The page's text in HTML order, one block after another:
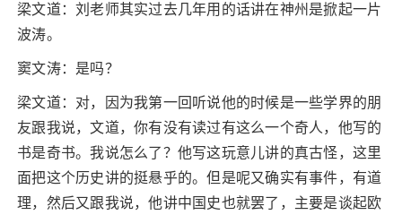
梁文道：刘老师其实过去几年用的话讲在神州是掀起一片
波涛。
窦文涛：是吗？
梁文道：对，因为我第一回听说他的时候是一些学界的朋
友跟我说，文道，你有没有读过有这么一个奇人，他写的
书是奇书。我说怎么了？他写这玩意儿讲的真古怪，这里
面把这个历史讲的挺悬乎的。但是呢又确实有事件，有道
理，然后又跟我说，他讲中国史也就罢了，主要是谈起欧